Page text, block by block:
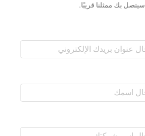
سيتصل بك ممثلنا قريبًا.